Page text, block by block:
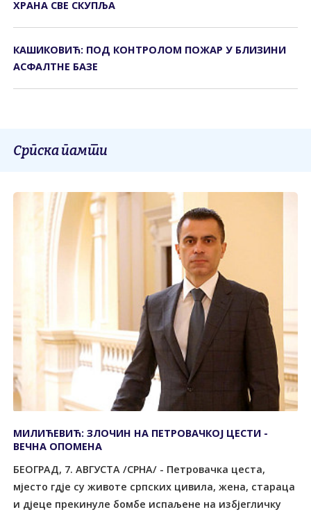
ХРАНА СВЕ СКУПЉА
КАШИКОВИЋ: ПОД КОНТРОЛОМ ПОЖАР У БЛИЗИНИ
АСФАЛТНЕ БАЗЕ
Српска памти
МИЛИЋЕВИЋ: ЗЛОЧИН НА ПЕТРОВАЧКОЈ ЦЕСТИ -
ВЕЧНА ОПОМЕНА
БЕОГРАД, 7. АВГУСТА /СРНА/ - Петровачка цеста,
мјесто гдје су животе српских цивила, жена, стараца
и дјеце прекинуле бомбе испаљене на избјегличку